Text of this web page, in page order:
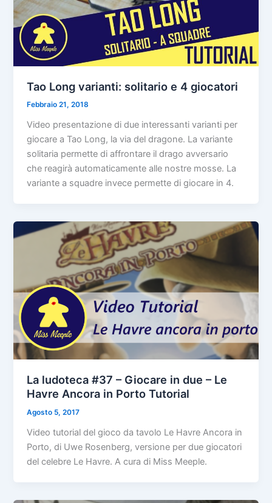
Tao Long varianti: solitario e 4 giocatori
Febbraio 21, 2018
Video presentazione di due interessanti varianti per
giocare a Tao Long, la via del dragone. La variante
solitaria permette di affrontare il drago avversario
che reagirà automaticamente alle nostre mosse. La
variante a squadre invece permette di giocare in 4.
La ludoteca #37 – Giocare in due – Le
Havre Ancora in Porto Tutorial
Agosto 5, 2017
Video tutorial del gioco da tavolo Le Havre Ancora in
Porto, di Uwe Rosenberg, versione per due giocatori
del celebre Le Havre. A cura di Miss Meeple.